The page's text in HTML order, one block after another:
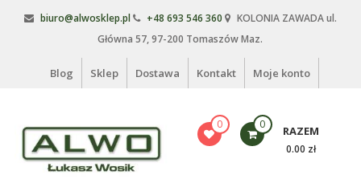
biuro@alwosklep.pl +48 693 546 360
KOLONIA ZAWADA ul.
Główna 57, 97-200 Tomaszów Maz.
Blog Sklep Dostawa Kontakt Moje konto
0 0 RAZEM
0.00 zł